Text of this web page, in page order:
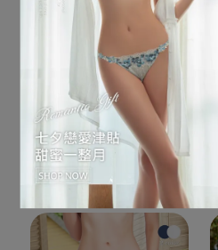
恍若隱約的玥光在葉間跳躍
閃爍，微風中輕柔的低聲吟
唱。
漫葉微煦系列 刺繡低腰三
角褲 M-XL(暮夜黑)
NT$1,380
加入購物車